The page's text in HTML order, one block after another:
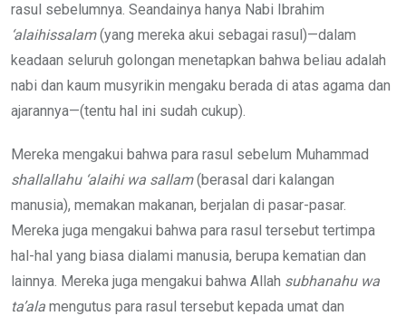
rasul sebelumnya. Seandainya hanya Nabi Ibrahim
‘alaihissalam(yang mereka akui sebagai rasul)—dalam
keadaan seluruh golongan menetapkan bahwa beliau adalah
nabi dan kaum musyrikin mengaku berada di atas agama dan
ajarannya—(tentu hal ini sudah cukup).
Mereka mengakui bahwa para rasul sebelum Muhammad
shallallahu ‘alaihi wa sallam(berasal dari kalangan
manusia), memakan makanan, berjalan di pasar-pasar.
Mereka juga mengakui bahwa para rasul tersebut tertimpa
hal-hal yang biasa dialami manusia, berupa kematian dan
lainnya. Mereka juga mengakui bahwa Allah subhanahu wa
ta’ala mengutus para rasul tersebut kepada umat dan